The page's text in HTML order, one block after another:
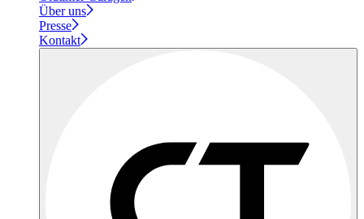
Über uns
Presse
Kontakt